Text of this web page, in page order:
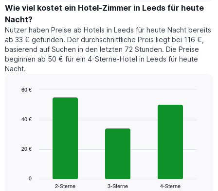
hat
1
Y-
Achse,
die
den
durchschnittlichen
Zimmerpreis
den
durchschnittlichen
Preis
eines
Zimmers
für
den
jeweiligen
Das
die
Das
Wie viel kostet ein Hotel-Zimmer in Leeds für heute
Nacht?
Nutzer haben Preise ab Hotels in Leeds für heute Nacht bereits
ab 33 € gefunden. Der durchschnittliche Preis liegt bei 116 €,
basierend auf Suchen in den letzten 72 Stunden. Die Preise
beginnen ab 50 € für ein 4-Sterne-Hotel in Leeds für heute
Nacht.
with
Das
zeigt
2-Sterne 3-Sterne 4-Sterne
0
20 €
40 €
60 €